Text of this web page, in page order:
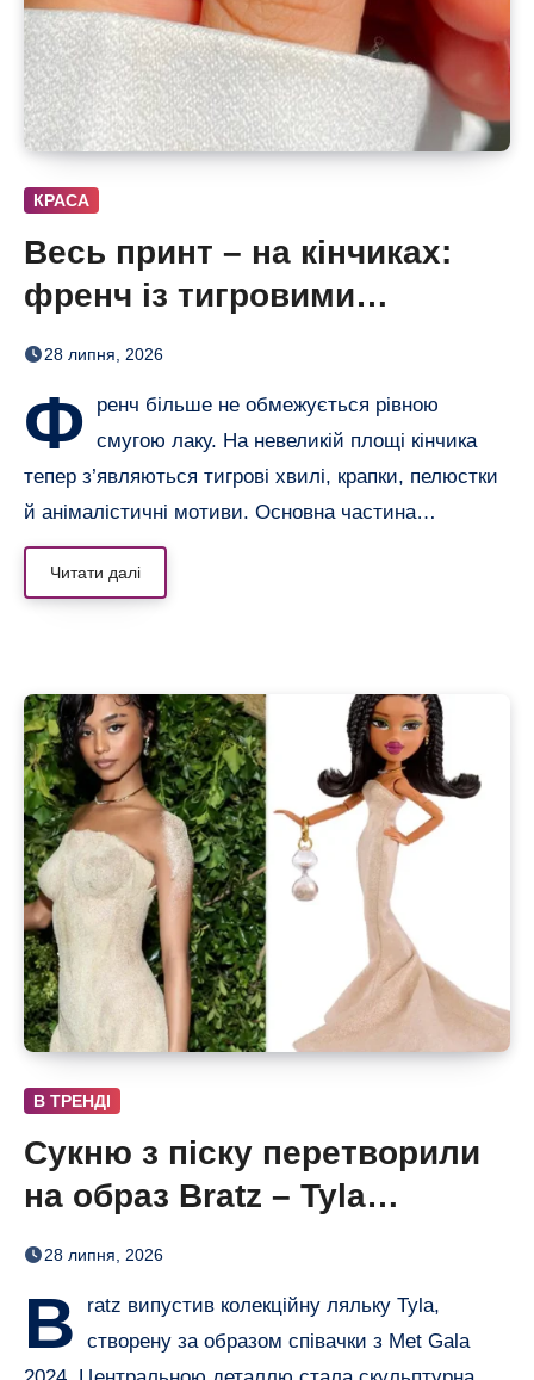
КРАСА
Весь принт – на кінчиках:
френч із тигровими
смугами, квітами і хвилями
28 липня, 2026
Ф
ренч більше не обмежується рівною
смугою лаку. На невеликій площі кінчика
тепер з’являються тигрові хвилі, крапки, пелюстки
й анімалістичні мотиви. Основна частина…
Читати далі
В ТРЕНДІ
Сукню з піску перетворили
на образ Bratz – Tyla
отримала власну ляльку
28 липня, 2026
B
ratz випустив колекційну ляльку Tyla,
створену за образом співачки з Met Gala